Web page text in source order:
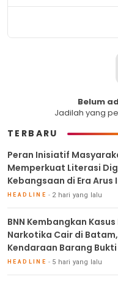
Belum
Jadilah yang
TERBARU
Peran Inisiatif
Memperkuat Literasi
Kebangsaan di Era Arus
HEADLINE 2 hari yang lalu
BNN Kembangkan
Narkotika Cair di
Kendaraan Barang
Usaha Properti
HEADLINE 5 hari yang lalu